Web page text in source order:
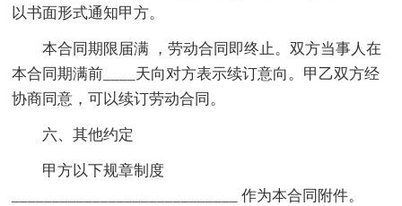
以书面形式通知甲方。
本合同期限届满 ，劳动合同即终止。双方当事人在
本合同期满前____天向对方表示续订意向。甲乙双方经
协商同意，可以续订劳动合同。
六、其他约定
甲方以下规章制度
____________________________ 作为本合同附件。